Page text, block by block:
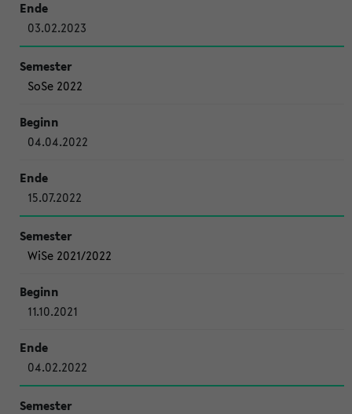
03.02.2023
SoSe 2022
04.04.2022
15.07.2022
WiSe 2021/2022
11.10.2021
04.02.2022